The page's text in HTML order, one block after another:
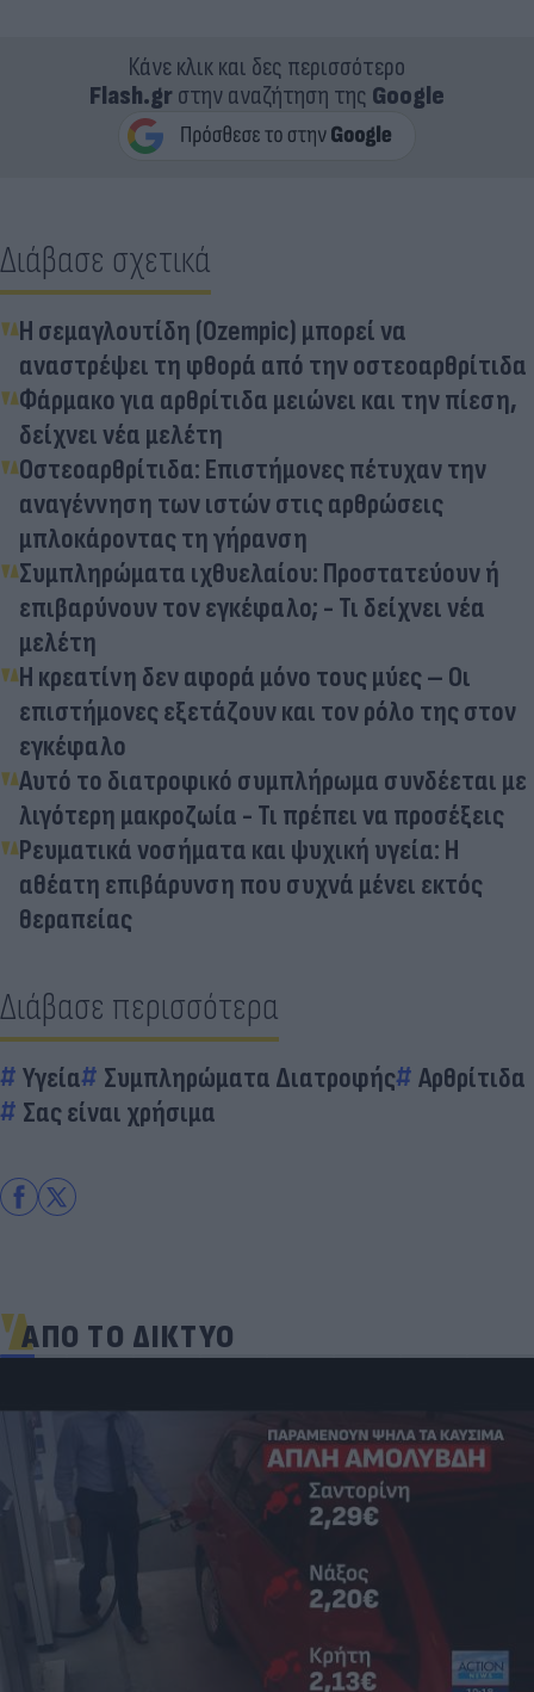
Κάνε κλικ και δες περισσότερο
Flash.grστην αναζήτηση της Google
Διάβασε σχετικά
Η σεμαγλουτίδη (Ozempic) μπορεί να
αναστρέψει τη φθορά από την οστεοαρθρίτιδα
Φάρμακο για αρθρίτιδα μειώνει και την πίεση,
δείχνει νέα μελέτη
Οστεοαρθρίτιδα: Επιστήμονες πέτυχαν την
αναγέννηση των ιστών στις αρθρώσεις
μπλοκάροντας τη γήρανση
Συμπληρώματα ιχθυελαίου: Προστατεύουν ή
επιβαρύνουν τον εγκέφαλο; - Τι δείχνει νέα
μελέτη
Η κρεατίνη δεν αφορά μόνο τους μύες – Οι
επιστήμονες εξετάζουν και τον ρόλο της στον
εγκέφαλο
Αυτό το διατροφικό συμπλήρωμα συνδέεται με
λιγότερη μακροζωία - Τι πρέπει να προσέξεις
Ρευματικά νοσήματα και ψυχική υγεία: Η
αθέατη επιβάρυνση που συχνά μένει εκτός
θεραπείας
Διάβασε περισσότερα
Υγεία Συμπληρώματα Διατροφής
Αρθρίτιδα
Σας είναι χρήσιμα
ΑΠΟ ΤΟ ΔΙΚΤΥΟ